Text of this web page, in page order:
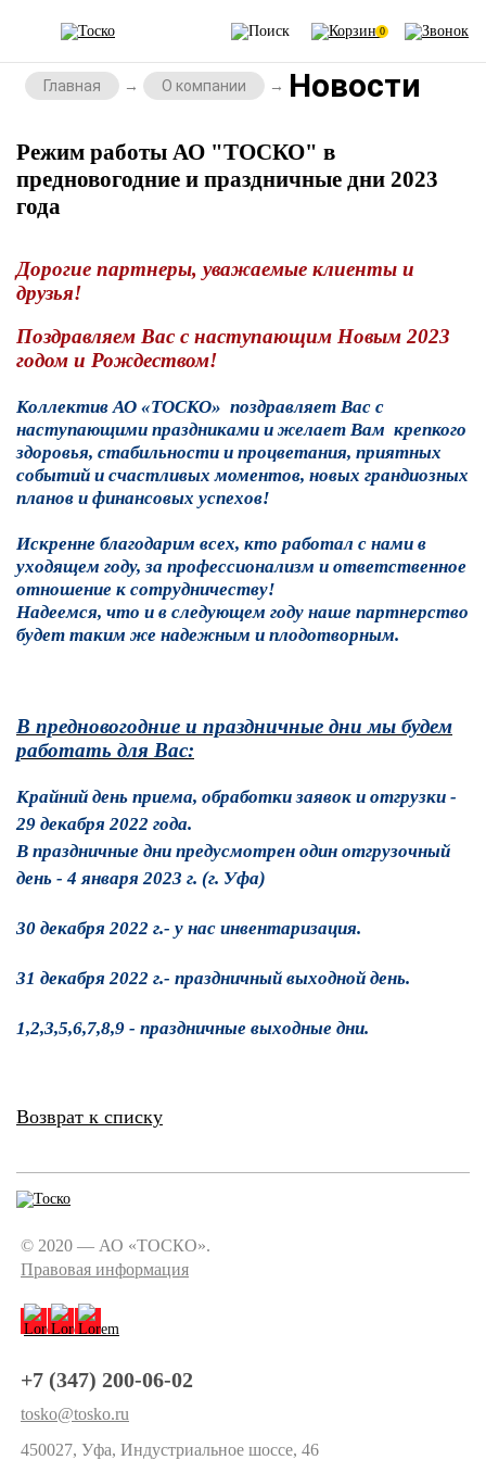
0
Главная О компании Новости
Режим работы АО "ТОСКО" в
предновогодние и праздничные дни 2023
года
Дорогие партнеры, уважаемые клиенты и
друзья!
Поздравляем Вас с наступающим Новым 2023
годом и Рождеством!
Коллектив АО «ТОСКО» поздравляет Вас с
наступающими праздниками и желает Вам крепкого
здоровья, стабильности и процветания, приятных
событий и счастливых моментов, новых грандиозных
планов и финансовых успехов!
Искренне благодарим всех, кто работал с нами в
уходящем году, за профессионализм и ответственное
отношение к сотрудничеству!
Надеемся, что и в следующем году наше партнерство
будет таким же надежным и плодотворным.
В предновогодние и праздничные дни мы будем
работать для Вас:
Крайний день приема, обработки заявок и отгрузки -
29 декабря 2022 года.
В праздничные дни предусмотрен один отгрузочный
день - 4 января 2023 г. (г. Уфа)
30 декабря 2022 г.- у нас инвентаризация.
31 декабря 2022 г.- праздничный выходной день.
1,2,3,5,6,7,8,9 - праздничные выходные дни.
Возврат к списку
© 2020 — АО «ТОСКО».
Правовая информация
+7 (347) 200-06-02
tosko@tosko.ru
450027, Уфа, Индустриальное шоссе, 46